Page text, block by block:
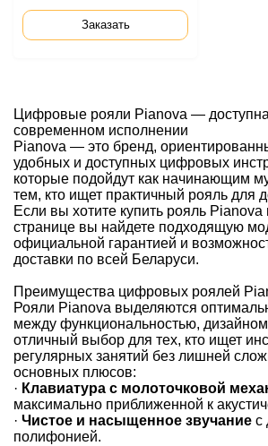
Заказать
Цифровые рояли Pianova —
современном исполнении
Pianova — это бренд,
удобных и доступных цифровых
которые подойдут как начинающим
тем, кто ищет практичный рояль для
Если вы хотите купить рояль Pianova
странице вы найдете подходящую
официальной гарантией и
доставки по всей Беларуси.
Преимущества цифровых роялей
Рояли Pianova выделяются
между функциональностью,
отличный выбор для тех, кто ищет
регулярных занятий без лишней
основных плюсов:
· Клавиатура с молоточковой
максимально приближенной к
· Чистое и насыщенное звучание с
полифонией.